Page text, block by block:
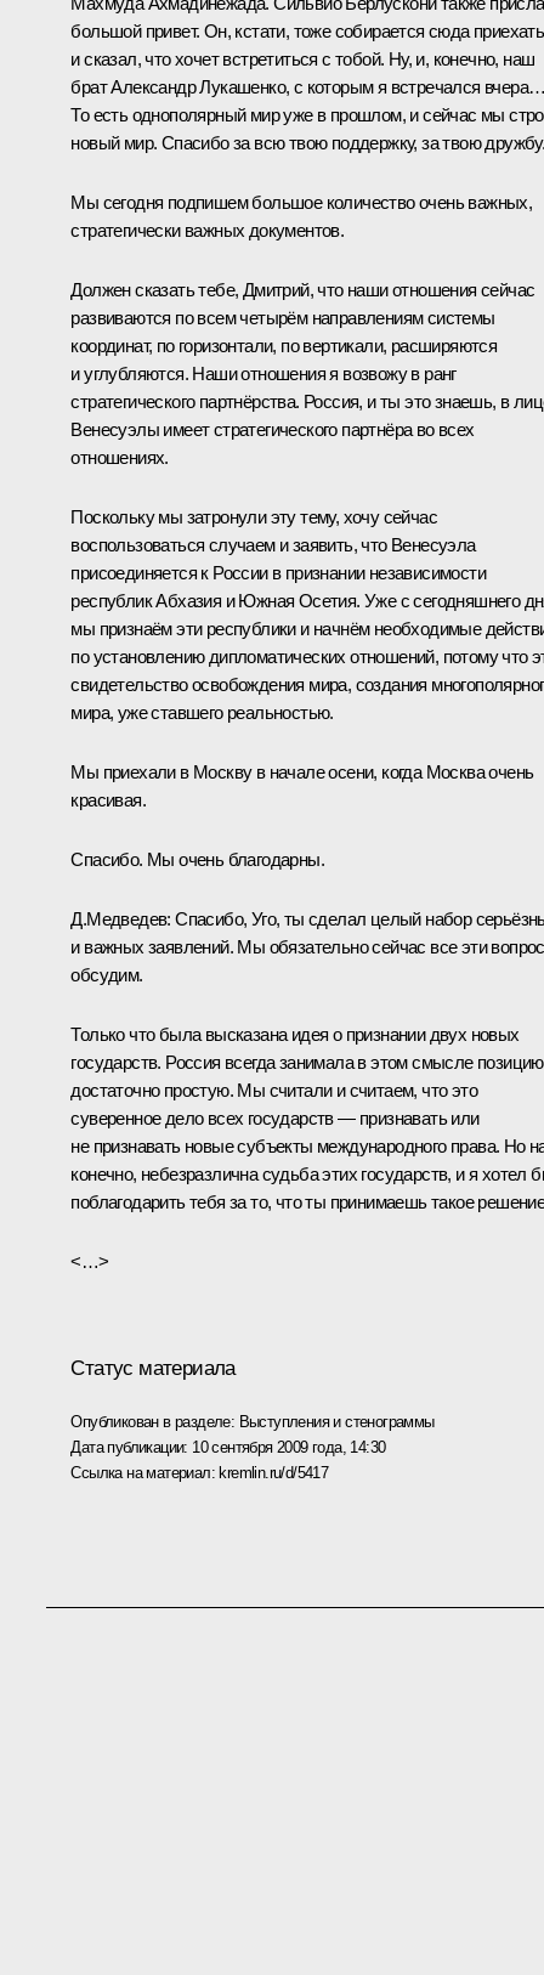
большой привет. Он, кстати, тоже собирается сюда
и сказал, что хочет встретиться с тобой. Ну, и, конечно, наш
брат Александр Лукашенко, с которым я встречался
То есть однополярный мир уже в прошлом, и сейчас мы
новый мир. Спасибо за всю твою поддержку, за твою
Мы сегодня подпишем большое количество очень важных,
стратегически важных документов.
Должен сказать тебе, Дмитрий, что наши отношения сейчас
развиваются по всем четырём направлениям системы
координат, по горизонтали, по вертикали, расширяются
и углубляются. Наши отношения я возвожу в ранг
стратегического партнёрства. Россия, и ты это знаешь, в
Венесуэлы имеет стратегического партнёра во всех
отношениях.
Поскольку мы затронули эту тему, хочу сейчас
воспользоваться случаем и заявить, что Венесуэла
присоединяется к России в признании независимости
республик Абхазия и Южная Осетия. Уже с сегодняшнего
мы признаём эти республики и начнём необходимые
по установлению дипломатических отношений, потому что
свидетельство освобождения мира, создания
мира, уже ставшего реальностью.
Мы приехали в Москву в начале осени, когда Москва очень
красивая.
Спасибо. Мы очень благодарны.
Д.Медведев: Спасибо, Уго, ты сделал целый набор
и важных заявлений. Мы обязательно сейчас все эти
обсудим.
Только что была высказана идея о признании двух новых
государств. Россия всегда занимала в этом смысле позицию
достаточно простую. Мы считали и считаем, что это
суверенное дело всех государств — признавать или
не признавать новые субъекты международного права. Но
конечно, небезразлична судьба этих государств, и я хотел
поблагодарить тебя за то, что ты принимаешь такое
<…>
Статус материала
Опубликован в разделе: Выступления и стенограммы
Дата публикации: 10 сентября 2009 года, 14:30
Ссылка на материал:kremlin.ru/d/5417